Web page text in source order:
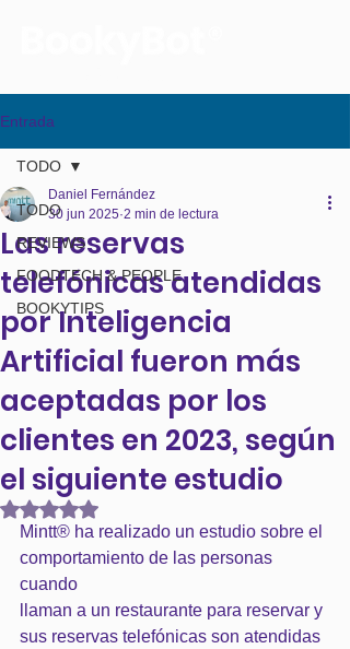
Entrada
TODO
REVIEWS
FOODTECH & PEOPLE
BOOKYTIPS
TODO
Las reservas
telefónicas atendidas
por Inteligencia
Artificial fueron más
aceptadas por los
clientes en 2023, según
el siguiente estudio
Daniel Fernández
30 jun 2025 2 min de lectura
Obtuvo NaN de 5 estrellas.
Mintt® ha realizado un estudio sobre el
comportamiento de las personas
cuando
llaman a un restaurante para reservar y
sus reservas telefónicas son atendidas